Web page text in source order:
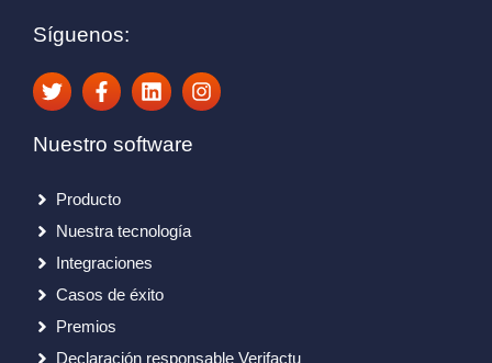
Síguenos:
Nuestro software
Producto
Nuestra tecnología
Integraciones
Casos de éxito
Premios
Declaración responsable Verifactu